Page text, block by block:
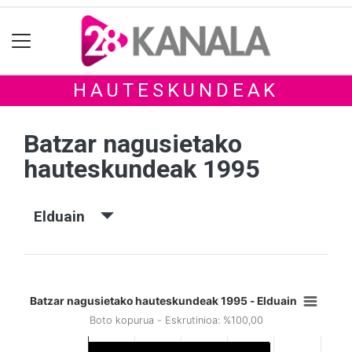
HAUTESKUNDEAK
Batzar nagusietako
hauteskundeak 1995
Elduain
Batzar nagusietako hauteskundeak 1995 - Elduain
Boto kopurua - Eskrutinioa: %100,00